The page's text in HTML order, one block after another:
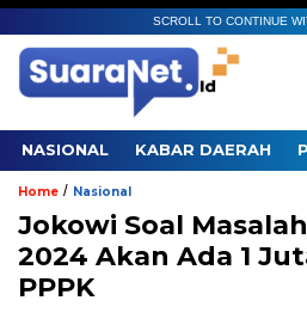
SCROLL TO CONTINUE
NASIONAL KABAR DAERAH
Home / Nasional
Jokowi Soal
2024 Akan Ada 1
PPPK